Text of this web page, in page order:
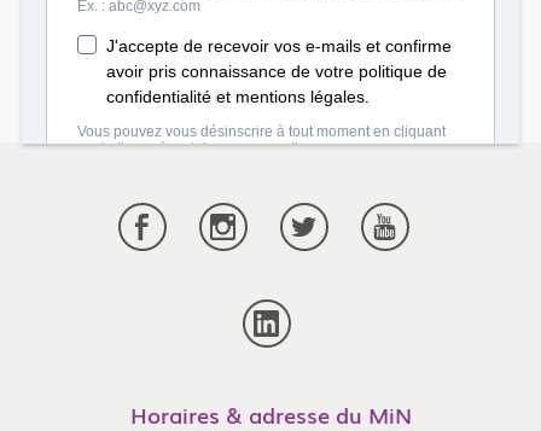
Visiter le site internet
Horaires & adresse du MiN